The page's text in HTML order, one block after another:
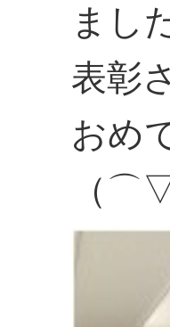
まし
表彰
おめ
（